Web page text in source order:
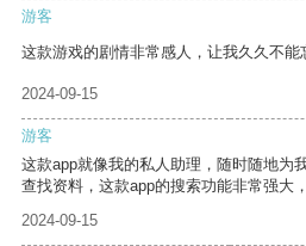
游客
这款游戏的剧情非常感人，让我久久不能
2024-09-15
游客
这款app就像我的私人助理，随时随地为
查找资料，这款app的搜索功能非常强大
2024-09-15